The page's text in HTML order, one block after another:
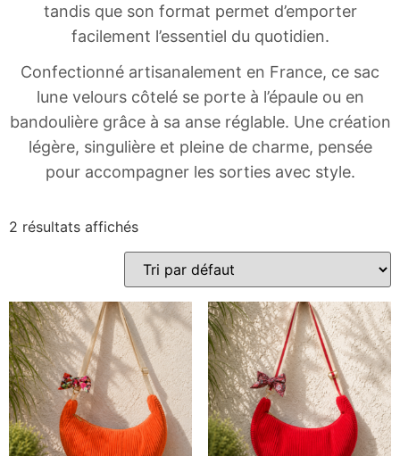
tandis que son format permet d’emporter
facilement l’essentiel du quotidien.
Confectionné artisanalement en France, ce sac
lune velours côtelé se porte à l’épaule ou en
bandoulière grâce à sa anse réglable. Une création
légère, singulière et pleine de charme, pensée
pour accompagner les sorties avec style.
2 résultats affichés